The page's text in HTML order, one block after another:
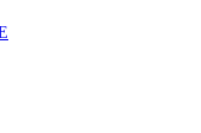
ficar sem médico de
alerta associação